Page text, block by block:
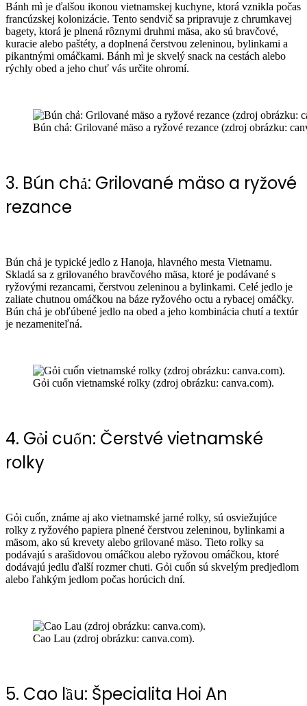
Bánh mì je ďalšou ikonou vietnamskej kuchyne, ktorá vznikla počas
francúzskej kolonizácie. Tento sendvič sa pripravuje z chrumkavej
bagety, ktorá je plnená rôznymi druhmi mäsa, ako sú bravčové,
kuracie alebo paštéty, a doplnená čerstvou zeleninou, bylinkami a
pikantnými omáčkami. Bánh mì je skvelý snack na cestách alebo
rýchly obed a jeho chuť vás určite ohromí.
Bún chả: Grilované mäso a ryžové rezance (zdroj obrázku:
3. Bún chả: Grilované mäso a ryžové
rezance
Bún chả je typické jedlo z Hanoja, hlavného mesta Vietnamu.
Skladá sa z grilovaného bravčového mäsa, ktoré je podávané s
ryžovými rezancami, čerstvou zeleninou a bylinkami. Celé jedlo je
zaliate chutnou omáčkou na báze ryžového octu a rybacej omáčky.
Bún chả je obľúbené jedlo na obed a jeho kombinácia chutí a textúr
je nezameniteľná.
Gỏi cuốn vietnamské rolky (zdroj obrázku: canva.com).
4. Gỏi cuốn: Čerstvé vietnamské
rolky
Gỏi cuốn, známe aj ako vietnamské jarné rolky, sú osviežujúce
rolky z ryžového papiera plnené čerstvou zeleninou, bylinkami a
mäsom, ako sú krevety alebo grilované mäso. Tieto rolky sa
podávajú s arašidovou omáčkou alebo ryžovou omáčkou, ktoré
dodávajú jedlu ďalší rozmer chuti. Gỏi cuốn sú skvelým predjedlom
alebo ľahkým jedlom počas horúcich dní.
Cao Lau (zdroj obrázku: canva.com).
5. Cao lầu: Špecialita Hoi An